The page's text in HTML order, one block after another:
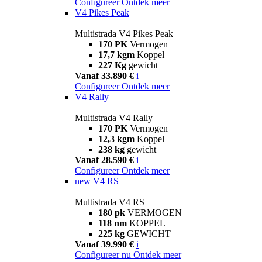
V4 Pikes Peak
Multistrada V4 Pikes Peak
170 PK Vermogen
17,7 kgm Koppel
227 Kg gewicht
Vanaf 33.890 € i
Configureer Ontdek meer
V4 Rally
Multistrada V4 Rally
170 PK Vermogen
12,3 kgm Koppel
238 kg gewicht
Vanaf 28.590 € i
Configureer Ontdek meer
new V4 RS
Multistrada V4 RS
180 pk VERMOGEN
118 nm KOPPEL
225 kg GEWICHT
Vanaf 39.990 € i
Configureer nu Ontdek meer